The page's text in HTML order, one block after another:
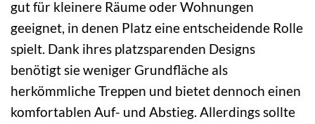
gut für kleinere Räume oder Wohnungen
geeignet, in denen Platz eine entscheidende Rolle
spielt. Dank ihres platzsparenden Designs
benötigt sie weniger Grundfläche als
herkömmliche Treppen und bietet dennoch einen
komfortablen Auf- und Abstieg. Allerdings sollte